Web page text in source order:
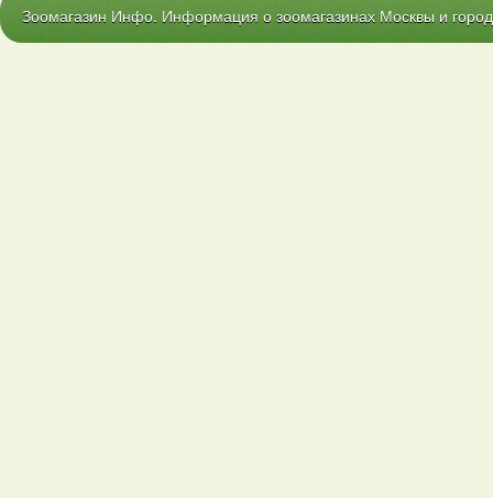
Зоомагазин Инфо. Информация о зоомагазинах Москвы и